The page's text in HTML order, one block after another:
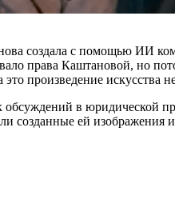
создала с помощью ИИ
права Каштановой, но
произведение искусства
в юридической
созданные ей изображения